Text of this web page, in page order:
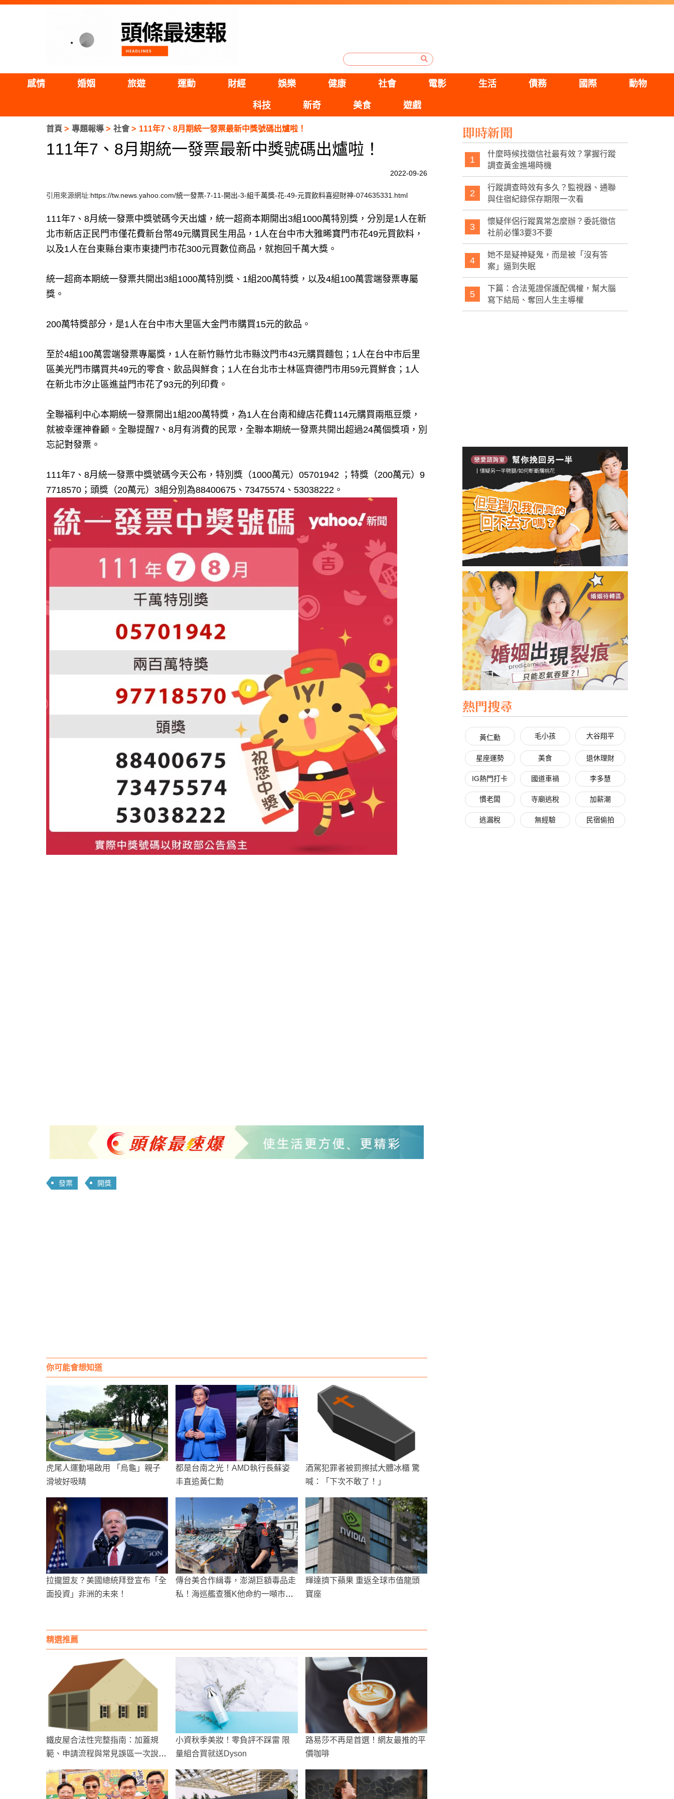
感情 婚姻 旅遊 運動 財經 娛樂 健康 社會 電影 生活 債務 國際 動物
科技 新奇 美食 遊戲
首頁 專題報導 社會 111年7、8月期統一發票最新中獎號碼出爐啦！
111年7、8月期統一發票最新中獎號碼出爐啦！
2022-09-26
引用來源網址:https://tw.news.yahoo.com/統一發票-7-11-開出-3-組千萬獎-花-49-元買飲料喜迎財神-074635331.html
111年7、8月統一發票中獎號碼今天出爐，統一超商本期開出3組1000萬特別獎，分別是1人在新
北市新店正民門市僅花費新台幣49元購買民生用品，1人在台中市大雅晞寶門市花49元買飲料，
以及1人在台東縣台東市東捷門市花300元買數位商品，就抱回千萬大獎。
統一超商本期統一發票共開出3組1000萬特別獎、1組200萬特獎，以及4組100萬雲端發票專屬
獎。
200萬特獎部分，是1人在台中市大里區大金門市購買15元的飲品。
至於4組100萬雲端發票專屬獎，1人在新竹縣竹北市縣汶門市43元購買麵包；1人在台中市后里
區美光門市購買共49元的零食、飲品與鮮食；1人在台北市士林區齊德門市用59元買鮮食；1人
在新北市汐止區進益門市花了93元的列印費。
全聯福利中心本期統一發票開出1組200萬特獎，為1人在台南和緯店花費114元購買兩瓶豆漿，
就被幸運神眷顧。全聯提醒7、8月有消費的民眾，全聯本期統一發票共開出超過24萬個獎項，別
忘記對發票。
111年7、8月統一發票中獎號碼今天公布，特別獎（1000萬元）05701942 ；特獎（200萬元）9
7718570；頭獎（20萬元）3組分別為88400675、73475574、53038222。
發票 開獎
你可能會想知道
虎尾人運動場啟用 「烏龜」親子
滑坡好吸睛
都是台南之光！AMD執行長蘇姿
丰直追黃仁勳
酒駕犯罪者被罰擦拭大體冰櫃 驚
喊：「下次不敢了！」
拉攏盟友？美國總統拜登宣布「全
面投資」非洲的未來！
傳台美合作緝毒，澎湖巨額毒品走
私！海巡艦查獲K他命約一噸市價
輝達擠下蘋果 重返全球市值龍頭
寶座
精選推薦
鐵皮屋合法性完整指南：加蓋規
範、申請流程與常見誤區一次說清
小資秋季美妝！零負評不踩雷 限
量組合買就送Dyson
路易莎不再是首選！網友最推的平
價咖啡
即時新聞
1
什麼時候找徵信社最有效？掌握行蹤
調查黃金進場時機
2
行蹤調查時效有多久？監視器、通聯
與住宿紀錄保存期限一次看
3
懷疑伴侶行蹤異常怎麼辦？委託徵信
社前必懂3要3不要
4
她不是疑神疑鬼，而是被「沒有答
案」逼到失眠
5
下篇：合法蒐證保護配偶權，幫大腦
寫下結局、奪回人生主導權
熱門搜尋
黃仁勳 毛小孩 大谷翔平
星座運勢 美食 退休理財
IG熱門打卡 國道車禍 李多慧
慣老闆 寺廟逃稅 加薪潮
逃漏稅 無經驗 民宿偷拍